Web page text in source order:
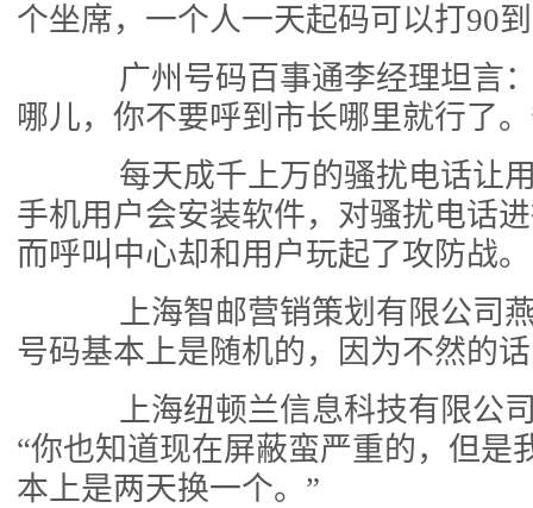
个坐席，一个人一天起码可以打90
广州号码百事通李经理坦言：
哪儿，你不要呼到市长哪里就行了
每天成千上万的骚扰电话让用
手机用户会安装软件，对骚扰电话
而呼叫中心却和用户玩起了攻防战。
上海智邮营销策划有限公司燕
号码基本上是随机的，因为不然的
上海纽顿兰信息科技有限公司
“你也知道现在屏蔽蛮严重的，但是
本上是两天换一个。”